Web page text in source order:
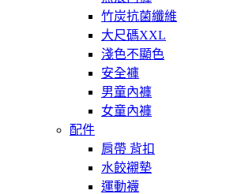
竹炭抗菌纖維
大尺碼XXL
淺色不顯色
安全褲
男童內褲
女童內褲
配件
肩帶 背扣
水餃襯墊
運動襪